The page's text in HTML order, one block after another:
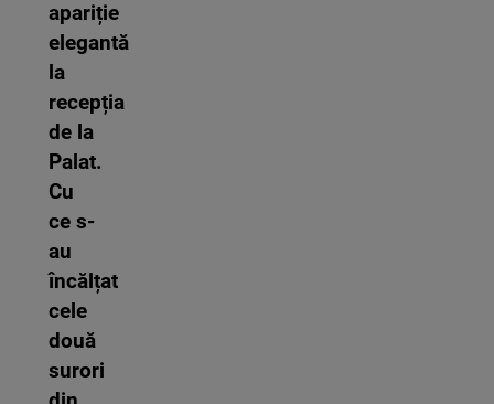
apariție
elegantă
la
recepția
de la
Palat.
Cu
ce s-
au
încălțat
cele
două
surori